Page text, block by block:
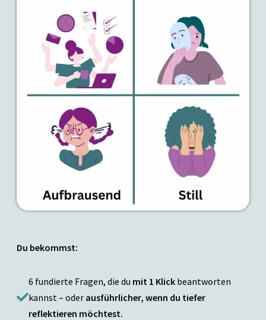
Du bekommst:
6 fundierte Fragen, die du mit 1 Klick beantworten
kannst – oder ausführlicher, wenn du tiefer
reflektieren möchtest.